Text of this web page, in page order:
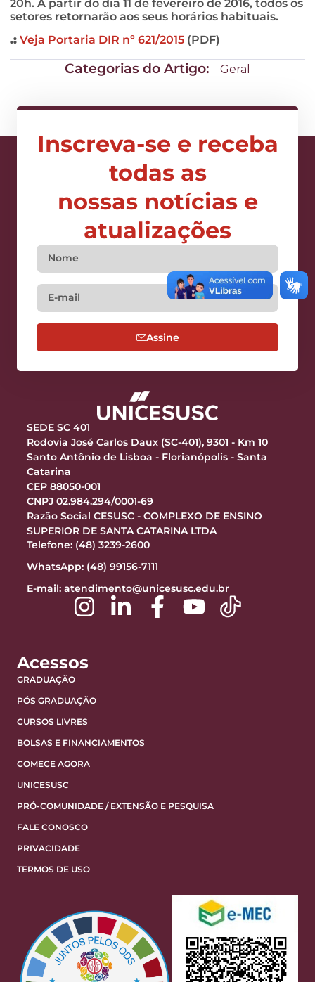
20h. A partir do dia 11 de fevereiro de 2016, todos os
setores retornarão aos seus horários habituais.
.: Veja Portaria DIR nº 621/2015 (PDF)
Categorias do Artigo: Geral
Inscreva-se e receba
todas as
nossas notícias e
atualizações
Assine
SEDE SC 401
Rodovia José Carlos Daux (SC-401), 9301 - Km 10
Santo Antônio de Lisboa - Florianópolis - Santa
Catarina
CEP 88050-001
CNPJ 02.984.294/0001-69
Razão Social CESUSC - COMPLEXO DE ENSINO
SUPERIOR DE SANTA CATARINA LTDA
Telefone: (48) 3239-2600
WhatsApp: (48) 99156-7111
E-mail: atendimento@unicesusc.edu.br
Acessos
GRADUAÇÃO
PÓS GRADUAÇÃO
CURSOS LIVRES
BOLSAS E FINANCIAMENTOS
COMECE AGORA
UNICESUSC
PRÓ-COMUNIDADE / EXTENSÃO E PESQUISA
FALE CONOSCO
PRIVACIDADE
TERMOS DE USO